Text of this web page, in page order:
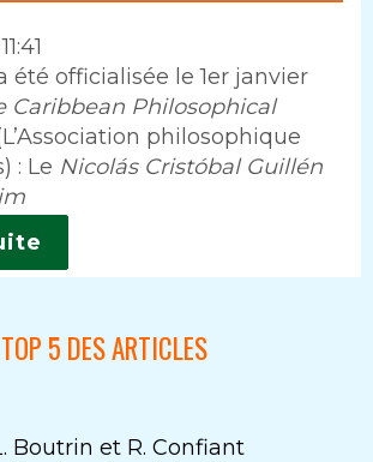
été officialisée le 1er janvier
Caribbean Philosophical
philosophique
: Le Nicolás Cristóbal Guillén
TOP 5 DES ARTICLES
Boutrin et R. Confiant